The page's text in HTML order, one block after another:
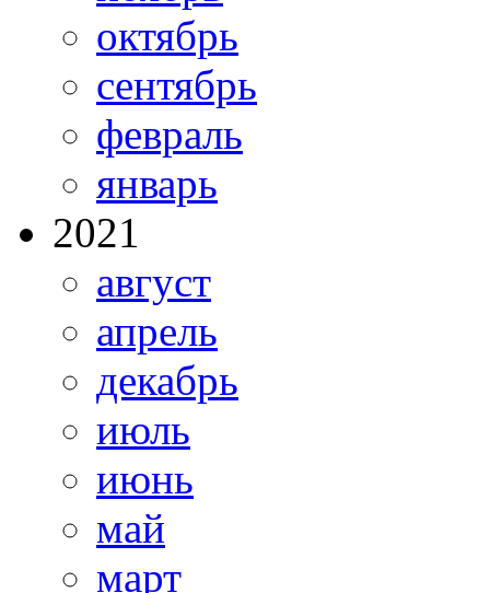
октябрь
сентябрь
февраль
январь
2021
август
апрель
декабрь
июль
июнь
май
март